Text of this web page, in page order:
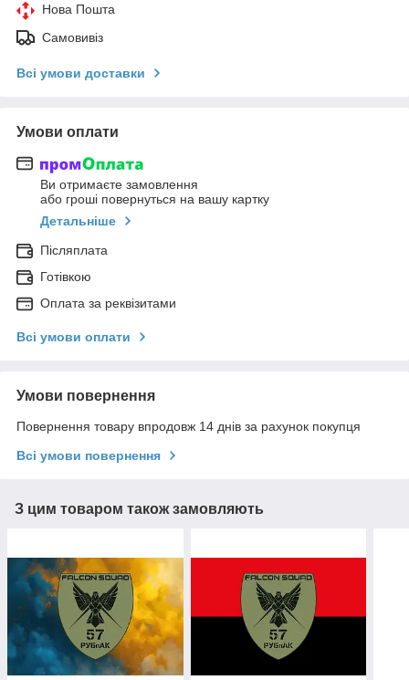
Нова Пошта
Самовивіз
Всі умови доставки
Умови оплати
Ви отримаєте замовлення
або гроші повернуться на вашу картку
Детальніше
Післяплата
Готівкою
Оплата за реквізитами
Всі умови оплати
Умови повернення
Повернення товару впродовж 14 днів за рахунок покупця
Всі умови повернення
З цим товаром також замовляють